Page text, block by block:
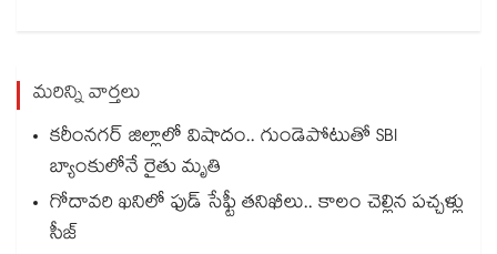
మరిన్ని వార్తలు
కరీంనగర్ జిల్లాలో విషాదం.. గుండెపోటుతో SBI
బ్యాంకులోనే రైతు మృతి
గోదావరి ఖనిలో ఫుడ్ సేఫ్టీ తనిఖీలు.. కాలం చెల్లిన పచ్చళ్లు
సీజ్